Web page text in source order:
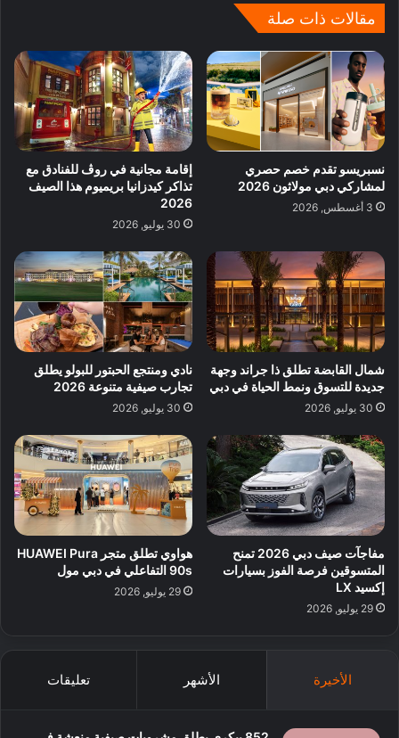
مقالات ذات صلة
نسبريسو تقدم خصم حصري
لمشاركي دبي مولاثون 2026
3 أغسطس, 2026
إقامة مجانية في روڤ للفنادق مع
تذاكر كيدزانيا بريميوم هذا الصيف
2026
30 يوليو, 2026
شمال القابضة تطلق ذا جراند وجهة
جديدة للتسوق ونمط الحياة في دبي
30 يوليو, 2026
نادي ومنتجع الحبتور للبولو يطلق
تجارب صيفية متنوعة 2026
30 يوليو, 2026
مفاجآت صيف دبي 2026 تمنح
المتسوقين فرصة الفوز بسيارات
إكسيد LX
29 يوليو, 2026
هواوي تطلق متجر HUAWEI Pura
90s التفاعلي في دبي مول
29 يوليو, 2026
الأخيرة الأشهر تعليقات